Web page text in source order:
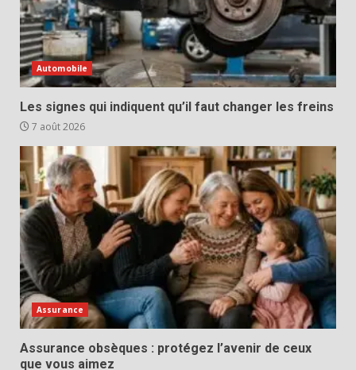
Automobile
Les signes qui indiquent qu’il faut changer les freins
7 août 2026
Assurance
Assurance obsèques : protégez l’avenir de ceux
que vous aimez